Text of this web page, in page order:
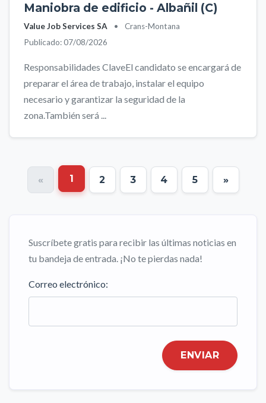
Maniobra de edificio - Albañil (C)
Value Job Services SA •
Crans-Montana
Publicado: 07/08/2026
Responsabilidades ClaveEl candidato se encargará de
preparar el área de trabajo, instalar el equipo
necesario y garantizar la seguridad de la
zona.También será ...
« 1 2 3 4 5 »
Suscríbete gratis para recibir las últimas noticias en
tu bandeja de entrada. ¡No te pierdas nada!
Correo electrónico:
ENVIAR